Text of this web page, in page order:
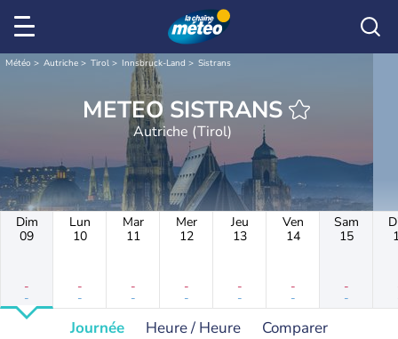
Météo Autriche Tirol Innsbruck-Land Sistrans
METEO SISTRANS
Autriche (Tirol)
Dim
09
-
-
Lun
10
-
-
Mar
11
-
-
Mer
12
-
-
Jeu
13
-
-
Ven
14
-
-
Sam
15
-
-
Journée Heure / Heure Comparer